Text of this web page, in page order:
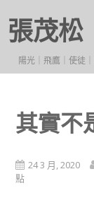
張茂松
陽光｜飛鷹｜使徒
其實不
24 3 月, 2020
點